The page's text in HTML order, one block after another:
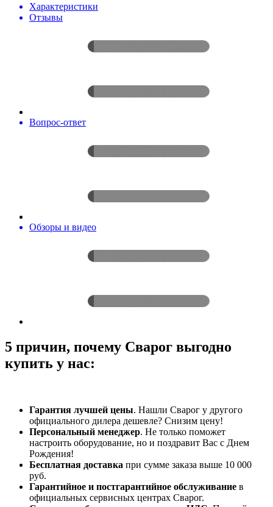
Характеристики
Отзывы
Вопрос-ответ
Обзоры и видео
5 причин, почему Сварог выгодно
купить у нас:
Гарантия лучшей цены. Нашли Сварог у другого
официального дилера дешевле? Снизим цену!
Персональный менеджер. Не только поможет
настроить оборудование, но и поздравит Вас с Днем
Рождения!
Бесплатная доставка при сумме заказа выше 10 000
руб.
Гарантийное и постгарантийное обслуживание в
официальных сервисных центрах Сварог.